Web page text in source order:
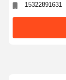
15322891631